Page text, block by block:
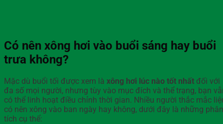
Có nên xông hơi vào buổi sáng hay buổi
trưa không?
Mặc dù buổi tối được xem là xông hơi lúc nào tốt nhất đối với
đa số mọi người, nhưng tùy vào mục đích và thể trạng, bạn
có thể linh hoạt điều chỉnh thời gian. Nhiều người thắc mắc
có nên xông vào ban ngày hay không, dưới đây là những phân
tích cụ thể: